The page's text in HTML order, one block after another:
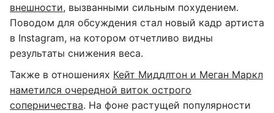
внешности, вызванными сильным похудением.
Поводом для обсуждения стал новый кадр артиста
в Instagram, на котором отчетливо видны
результаты снижения веса.
Также в отношениях Кейт Миддлтон и Меган Маркл
наметился очередной виток острого
соперничества. На фоне растущей популярности